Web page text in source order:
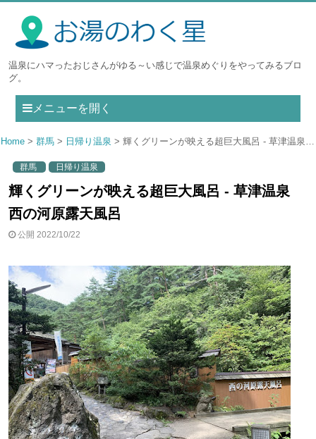
温泉にハマったおじさんがゆる～い感じで温泉めぐりをやってみるブロ
グ。
メニューを開く
Home 群馬 日帰り温泉 輝くグリーンが映える超巨大風呂 - 草津温泉 西の河原露天風呂
群馬 日帰り温泉
輝くグリーンが映える超巨大風呂 - 草津温泉
西の河原露天風呂
公開 2022/10/22